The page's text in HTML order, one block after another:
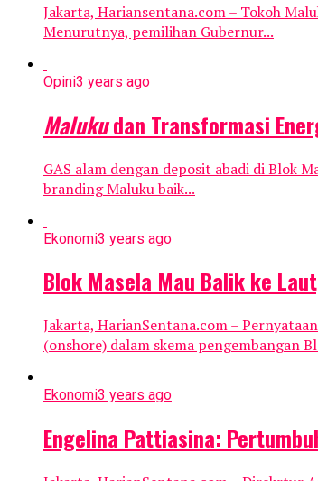
Jakarta, Hariansentana.com – Tokoh
Menurutnya, pemilihan Gubernur...
Opini3 years ago
Malukudan Transformasi
GAS alam dengan deposit abadi di Blok
branding Maluku baik...
Ekonomi3 years ago
Blok Masela Mau Balik ke
Jakarta, HarianSentana.com –
(onshore) dalam skema pengembangan
Ekonomi3 years ago
Engelina Pattiasina: